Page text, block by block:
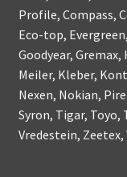
Profile, Compass,
Eco-top,
Goodyear,
Meiler, Kleber,
Nexen, Nokian,
Syron, Tigar, Toyo,
Vredestein,